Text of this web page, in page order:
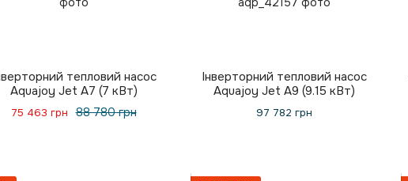
тепловий насос
Aquajoy Jet A7 (7 кВт)
88 780 грн
75 463 грн
Інверторний тепловий насос
Aquajoy Jet A9 (9.15 кВт)
97 782 грн